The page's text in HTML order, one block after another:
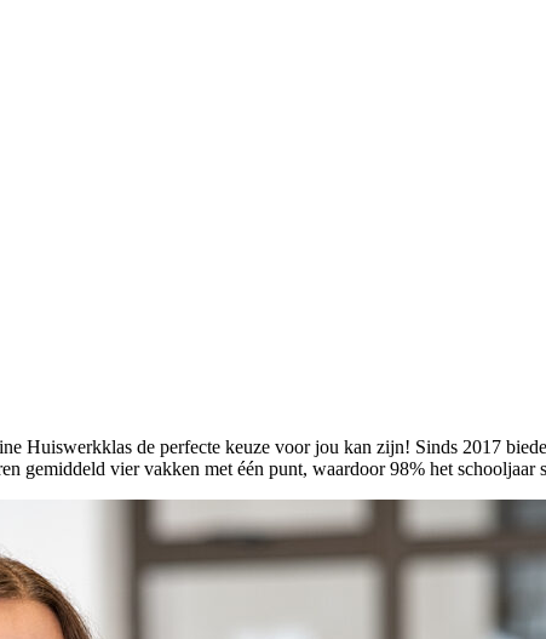
Huiswerkklas de perfecte keuze voor jou kan zijn! Sinds 2017
gemiddeld vier vakken met één punt, waardoor 98% het schooljaar